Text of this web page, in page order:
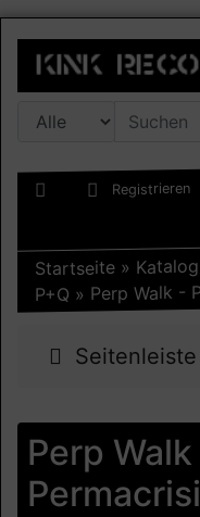
Registrieren
Startseite » Katalog
P+Q » Perp Walk -
Seitenleiste
Perp